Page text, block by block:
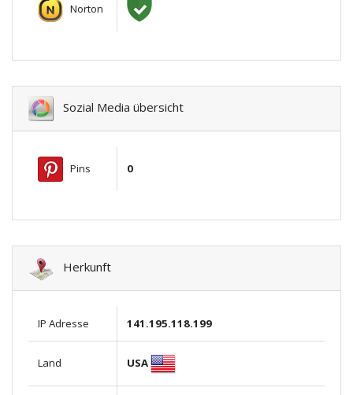
Norton
Sozial Media übersicht
Pins 0
Herkunft
IP Adresse 141.195.118.199
Land USA